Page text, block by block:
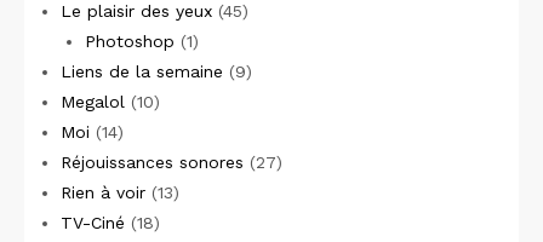
Le plaisir des yeux (45)
Photoshop (1)
Liens de la semaine (9)
Megalol (10)
Moi (14)
Réjouissances sonores (27)
Rien à voir (13)
TV-Ciné (18)